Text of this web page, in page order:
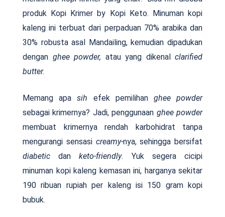
produk Kopi Krimer by Kopi Keto. Minuman kopi
kaleng ini terbuat dari perpaduan 70% arabika dan
30% robusta asal Mandailing, kemudian dipadukan
dengan ghee powder, atau yang dikenal clarified
butter.
Memang apasih efek pemilihan ghee powder
sebagai krimernya? Jadi, penggunaan ghee powder
membuat krimernya rendah karbohidrat tanpa
mengurangi sensasi creamy-nya, sehingga bersifat
diabeticdanketo-friendly. Yuk segera cicipi
minuman kopi kaleng kemasan ini, harganya sekitar
190 ribuan rupiah per kaleng isi 150 gram kopi
bubuk.